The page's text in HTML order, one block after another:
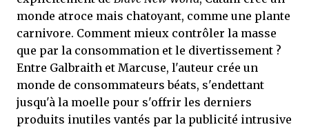
monde atroce mais chatoyant, comme une plante
carnivore. Comment mieux contrôler la masse
que par la consommation et le divertissement ?
Entre Galbraith et Marcuse, l'auteur crée un
monde de consommateurs béats, s'endettant
jusqu'à la moelle pour s'offrir les derniers
produits inutiles vantés par la publicité intrusive